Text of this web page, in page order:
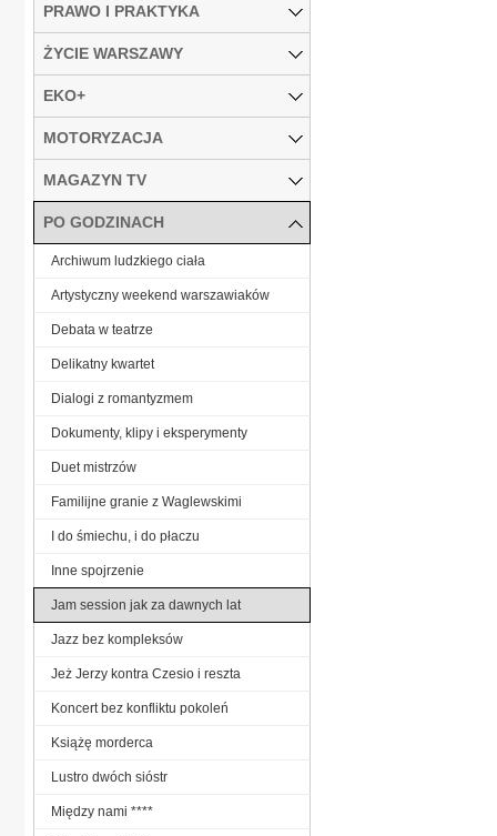
PRAWO I PRAKTYKA
ŻYCIE WARSZAWY
EKO+
MOTORYZACJA
MAGAZYN TV
PO GODZINACH
Archiwum ludzkiego ciała
Artystyczny weekend warszawiaków
Debata w teatrze
Delikatny kwartet
Dialogi z romantyzmem
Dokumenty, klipy i eksperymenty
Duet mistrzów
Familijne granie z Waglewskimi
I do śmiechu, i do płaczu
Inne spojrzenie
Jam session jak za dawnych lat
Jazz bez kompleksów
Jeż Jerzy kontra Czesio i reszta
Koncert bez konfliktu pokoleń
Książę morderca
Lustro dwóch sióstr
Między nami ****